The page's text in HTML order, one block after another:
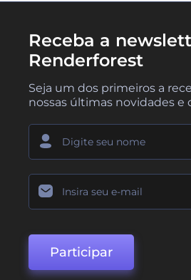
Receba a
Renderforest
Seja um dos primeiros a
nossas últimas novidades e
Participar